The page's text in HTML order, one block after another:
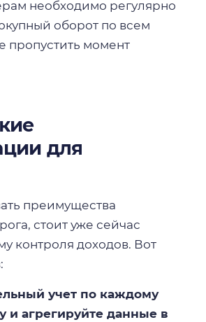
необходимо регулярно
оборот по всем
пропустить момент
для
преимущества
стоит уже сейчас
контроля доходов. Вот
учет по каждому
и агрегируйте данные в